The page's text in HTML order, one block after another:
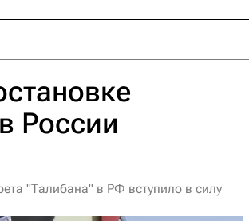
России
"Талибана" в РФ вступило в силу